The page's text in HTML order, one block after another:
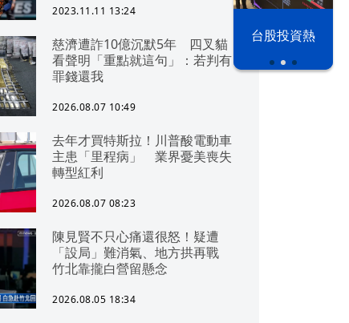
漢光42演習 台股投資熱
2023.11.11 13:24
慈濟遭詐10億沉默5年 四叉貓
看聲明「重點就這句」：若判有
罪錢還我
2026.08.07 10:49
去年才買特斯拉！川普酸電動車
主患「里程病」 業界憂美喪失
轉型紅利
2026.08.07 08:23
陳見賢不只心痛還很怒！疑遭
「設局」難消氣、地方拱再戰
竹北靠攏白營留懸念
2026.08.05 18:34